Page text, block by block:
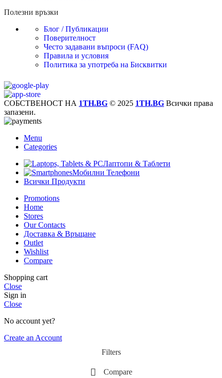
Полезни връзки
Блог / Публикации
Поверителност
Често задавани въпроси (FAQ)
Правила и условия
Политика за употреба на Бисквитки
СОБСТВЕНОСТ НА 1TH.BG © 2025 1TH.BG Всички права
запазени.
Menu
Categories
Лаптопи & Таблети
Мобилни Телефони
Всички Продукти
Promotions
Home
Stores
Our Contacts
Доставка & Връщане
Outlet
Wishlist
Compare
Shopping cart
Close
Sign in
Close
No account yet?
Create an Account
Filters
Compare